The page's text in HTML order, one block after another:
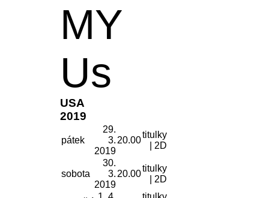
MY
Us
USA
2019
pátek
29.
3.
2019
20.00
titulky
| 2D
sobota
30.
3.
2019
20.00
titulky
| 2D